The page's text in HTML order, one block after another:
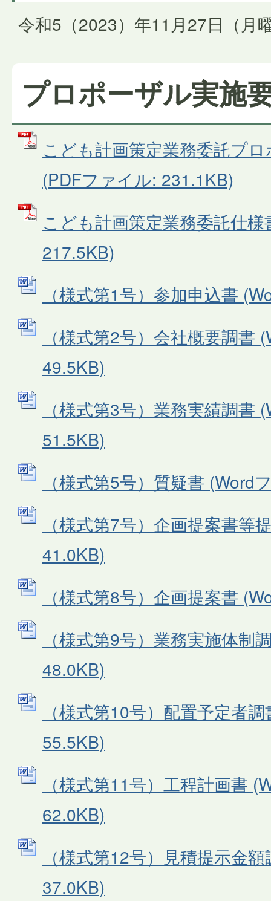
令和5（2023）年11月27日（月
プロポーザル実施
こども計画策定業務委託プ
(PDFファイル: 231.1KB)
こども計画策定業務委託仕
217.5KB)
（様式第1号）参加申込書
（様式第2号）会社概要調書
49.5KB)
（様式第3号）業務実績調書
51.5KB)
（様式第5号）質疑書 (Word
（様式第7号）企画提案書等
41.0KB)
（様式第8号）企画提案書
（様式第9号）業務実施体制
48.0KB)
（様式第10号）配置予定者
55.5KB)
（様式第11号）工程計画書
62.0KB)
（様式第12号）見積提示金
37.0KB)